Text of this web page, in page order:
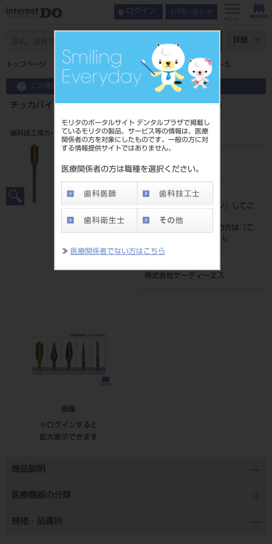
モリタのポータルサイト デンタルプラザで掲載し
ているモリタの製品、サービス等の情報は、医療
関係者の方を対象にしたものです。一般の方に対
する情報提供サイトではありません。
医療関係者の方は職種を選択ください。
≫ 医療関係者でない方はこちら
ログイン お問い合わせ
メニュー
詳細
トップページ チッカバイト（ＵＰコート カーバイトバー ＃４～５
この商品に関するお問い合わせ
チッカバイト（ＵＰコート カーバイトバー ＃４～５
歯科技工用カーバイドバー研削器具
201660007
標準価格
ログイン
』してご
覧ください。
ネット会員登録がまだの方は『
こ
』より登録ください。
株式会社ケーディーエス
画像
※ログインすると
拡大表示できます
商品説明
医療機器の分類
規格・品番別